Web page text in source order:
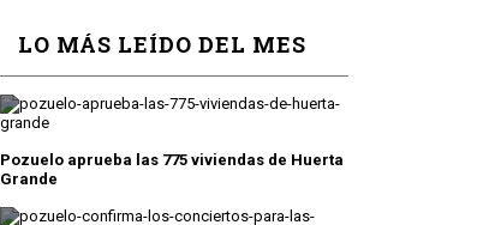
LO MÁS LEÍDO DEL MES
Pozuelo aprueba las 775 viviendas de Huerta
Grande